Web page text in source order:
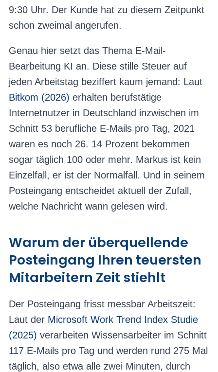
9:30 Uhr. Der Kunde hat zu diesem Zeitpunkt
schon zweimal angerufen.
Genau hier setzt das Thema E-Mail-
Bearbeitung KI an. Diese stille Steuer auf
jeden Arbeitstag beziffert kaum jemand: Laut
Bitkom (2026) erhalten berufstätige
Internetnutzer in Deutschland inzwischen im
Schnitt 53 berufliche E-Mails pro Tag, 2021
waren es noch 26. 14 Prozent bekommen
sogar täglich 100 oder mehr. Markus ist kein
Einzelfall, er ist der Normalfall. Und in seinem
Posteingang entscheidet aktuell der Zufall,
welche Nachricht wann gelesen wird.
Warum der überquellende
Posteingang Ihren teuersten
Mitarbeitern Zeit stiehlt
Der Posteingang frisst messbar Arbeitszeit:
Laut der Microsoft Work Trend Index Studie
(2025) verarbeiten Wissensarbeiter im Schnitt
117 E-Mails pro Tag und werden rund 275 Mal
täglich, also etwa alle zwei Minuten, durch